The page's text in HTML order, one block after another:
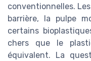
conventionnelles.
barrière, la pulpe
certains
chers que le
équivalent. La